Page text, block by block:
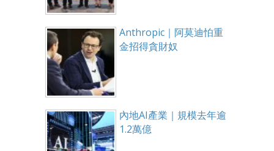
Anthropic｜阿莫迪怕重
金招得貪財奴
內地AI產業｜規模去年逾
1.2萬億